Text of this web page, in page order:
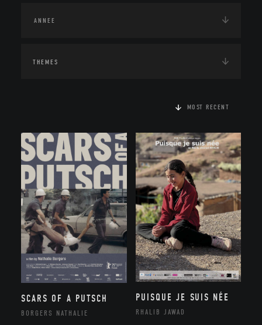
THEMES
MOST RECENT
SCARS OF A PUTSCH
BORGERS NATHALIE
PUISQUE JE SUIS NÉE
RHALIB JAWAD